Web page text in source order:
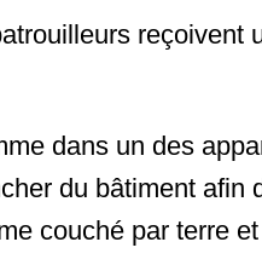
reçoivent
dans un des
du bâtiment afin
couché par terre